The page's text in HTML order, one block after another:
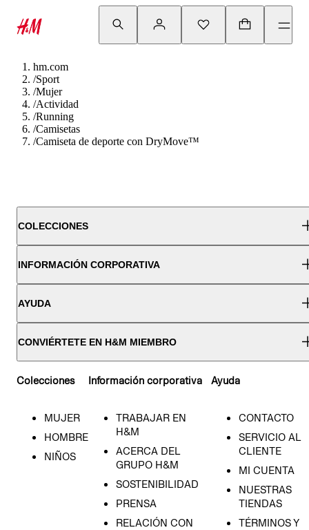
hm.com
/Sport
/Mujer
/Actividad
/Running
/Camisetas
/Camiseta de deporte con DryMove™
COLECCIONES
INFORMACIÓN CORPORATIVA
AYUDA
CONVIÉRTETE EN H&M MIEMBRO
Colecciones
MUJER
HOMBRE
NIÑOS
Información corporativa
TRABAJAR EN
H&M
ACERCA DEL
GRUPO H&M
SOSTENIBILIDAD
PRENSA
RELACIÓN CON
Ayuda
CONTACTO
SERVICIO AL
CLIENTE
MI CUENTA
NUESTRAS
TIENDAS
TÉRMINOS Y